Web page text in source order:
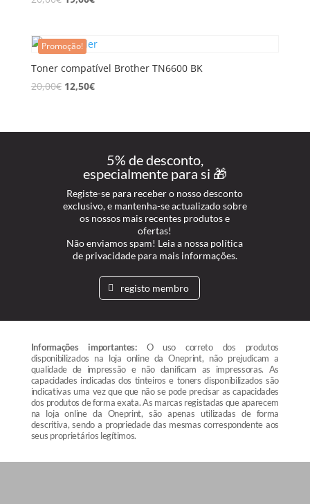
Promoção!
Toner compatível Brother TN6600 BK
20,00€ 12,50€
5% de desconto,
especialmente para si 🎁
Registe-se para receber o nosso desconto
exclusivo, e mantenha-se actualizado sobre
os nossos mais recentes produtos e
ofertas!
Não enviamos spam! Leia a nossa política
de privacidade para mais informações.
registo membro
Informações importantes: O uso correto dos produtos
disponibilizados na loja online da Oneprint, não prejudicam a
qualidade de impressão e não danificam as impressoras. As
capacidades indicadas dos tinteiros e toners disponibilizados são
indicativas uma vez que que não se pode precisar as capacidades
dos produtos de forma exata. As marcas registadas que aparecem
na loja online da Oneprint, são apenas utilizadas de forma
descritiva, sendo a propriedade das mesmas correspondente aos
seus proprietários legítimos.